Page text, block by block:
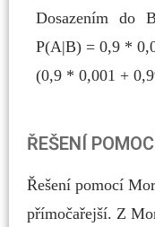
Dosazením do
P(A|B) = 0,9 *
(0,9 * 0,001 +
ŘEŠENÍ
Řešení pomocí
přímočařejší. Z